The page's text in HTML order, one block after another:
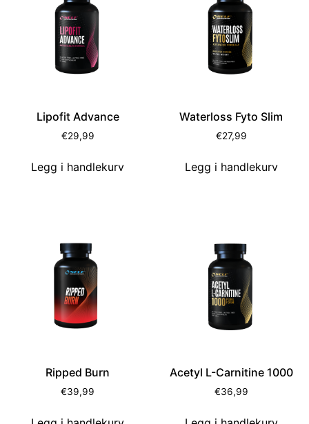
Lipofit Advance
€29,99
Legg i handlekurv
Waterloss Fyto Slim
€27,99
Legg i handlekurv
Ripped Burn
€39,99
Acetyl L-Carnitine 1000
€36,99